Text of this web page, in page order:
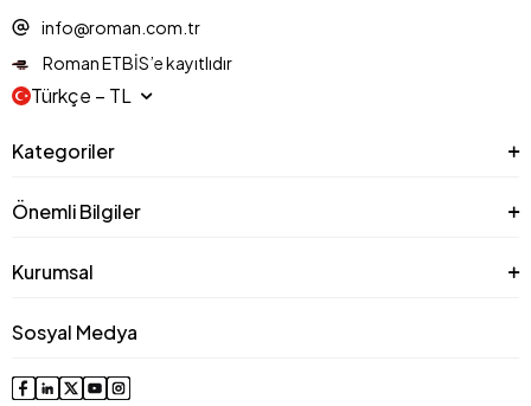
info@roman.com.tr
Roman ETBİS’e kayıtlıdır
Türkçe − TL
Kategoriler
Önemli Bilgiler
Kurumsal
Sosyal Medya